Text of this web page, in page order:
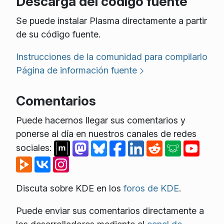
Se puede instalar Plasma directamente a partir
de su código fuente.
Instrucciones de la comunidad para compilarlo
Página de información fuente
Comentarios
Puede hacernos llegar sus comentarios y
ponerse al día en nuestros canales de redes
sociales:
Discuta sobre KDE en los foros de KDE.
Puede enviar sus comentarios directamente a